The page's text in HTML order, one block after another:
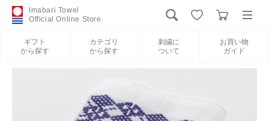
Imabari Towel
Official Online Store
ギフト
から探す
カテゴリ
から探す
刺繍に
ついて
お買い物
ガイド
新規会員登録